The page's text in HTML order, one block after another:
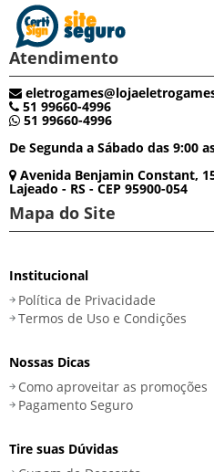
Atendimento
51 99660-4996
51 99660-4996
De Segunda a Sábado das 9:00
Avenida Benjamin Constant,
Lajeado - RS - CEP 95900-054
Mapa do Site
Institucional
Política de Privacidade
Termos de Uso e Condições
Nossas Dicas
Como aproveitar as promoções
Pagamento Seguro
Tire suas Dúvidas